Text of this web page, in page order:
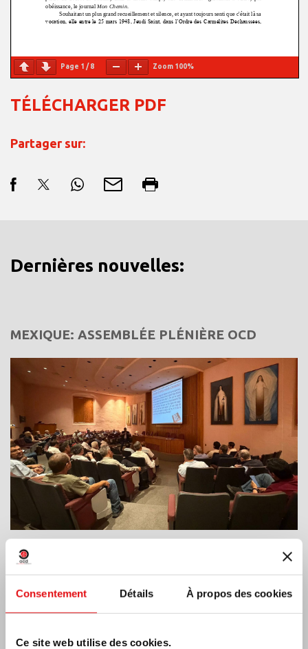
Consentement Détails À propos des cookies
Ce site web utilise des cookies.
Page 1 /8 Zoom 100%
TÉLÉCHARGER PDF
Partager sur:
Dernières nouvelles:
MEXIQUE: ASSEMBLÉE PLÉNIÈRE OCD
Inde : Bénédiction et inauguration du musée
Lumen Carmeli